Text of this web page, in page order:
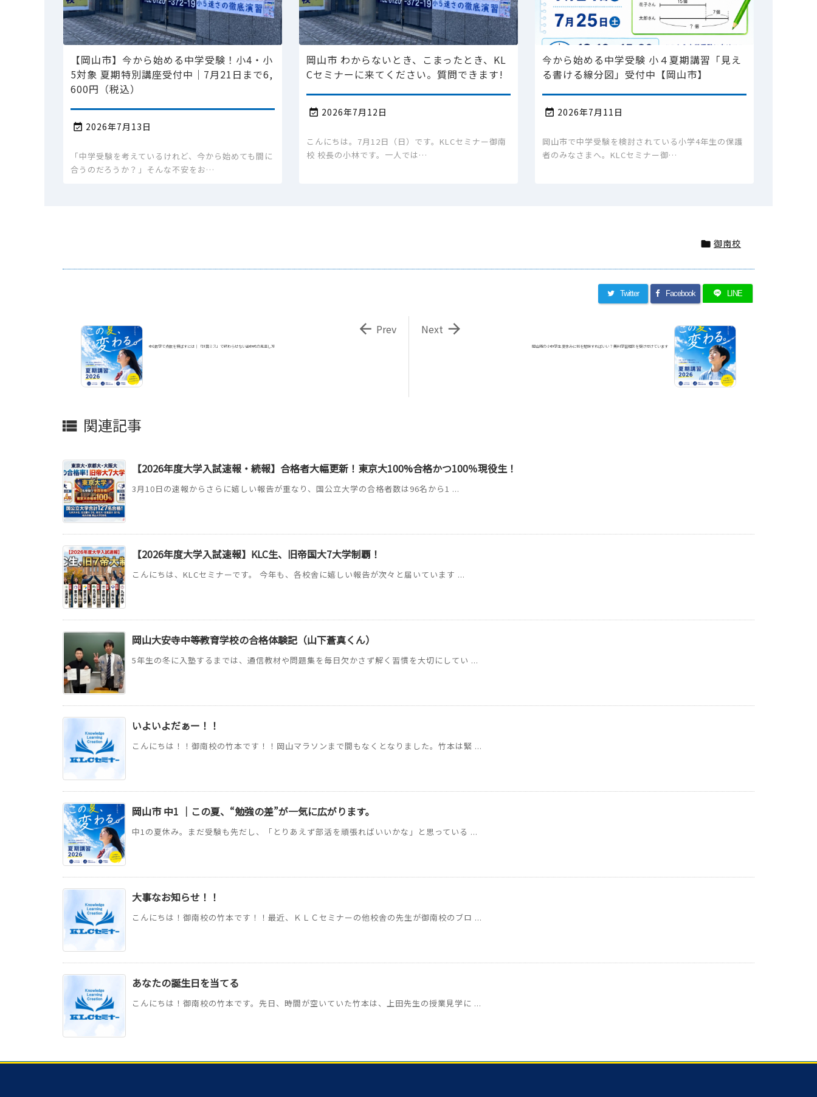
【岡山市】今から始める中学受験！小4・小
5対象 夏期特別講座受付中｜7月21日まで6,
600円（税込）
 2026年7月13日
「中学受験を考えているけれど、今から始めても間に
合うのだろうか？」そんな不安をお…
岡山市 わからないとき、こまったとき、KL
Cセミナーに来てください。質問できます!
 2026年7月12日
こんにちは。7月12日（日）です。KLCセミナー御南
校 校長の小林です。一人では…
今から始める中学受験 小４夏期講習「見え
る書ける線分図」受付中【岡山市】
 2026年7月11日
岡山市で中学受験を検討されている小学4年生の保護
者のみなさまへ。KLCセミナー御…
 御南校
Twitter Facebook LINE
岡山市の小中学生 夏休みに何を勉強すればいい？ 無料学習相談を受け付けています

Next
中1数学で点数を伸ばすには｜「計算ミス」で終わらせない途中式の見直し方
 Prev
 関連記事
【2026年度大学入試速報・続報】合格者大幅更新！東京大100%合格かつ100％現役生！
3月10日の速報からさらに嬉しい報告が重なり、国公立大学の合格者数は96名から1 ...
【2026年度大学入試速報】KLC生、旧帝国大7大学制覇！
こんにちは、KLCセミナーです。 今年も、各校舎に嬉しい報告が次々と届いています ...
岡山大安寺中等教育学校の合格体験記（山下蒼真くん）
5年生の冬に入塾するまでは、通信教材や問題集を毎日欠かさず解く習慣を大切にしてい ...
いよいよだぁー！！
こんにちは！！御南校の竹本です！！岡山マラソンまで間もなくとなりました。竹本は緊 ...
岡山市 中1 ｜この夏、“勉強の差”が一気に広がります。
中1の夏休み。まだ受験も先だし、「とりあえず部活を頑張ればいいかな」と思っている ...
大事なお知らせ！！
こんにちは！御南校の竹本です！！最近、ＫＬＣセミナーの他校舎の先生が御南校のブロ ...
あなたの誕生日を当てる
こんにちは！御南校の竹本です。先日、時間が空いていた竹本は、上田先生の授業見学に ...